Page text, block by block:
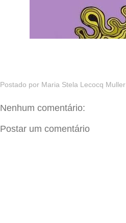
Postado por Maria Stela Lecocq Muller
Nenhum comentário:
Postar um comentário